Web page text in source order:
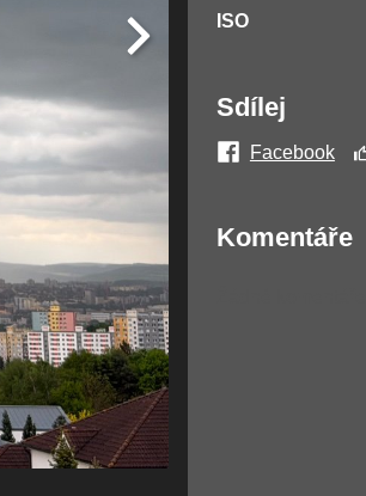
ISO
Sdílej
Facebook
Komentáře